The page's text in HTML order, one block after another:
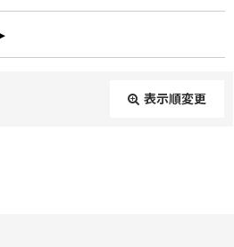
▸
表示順変更